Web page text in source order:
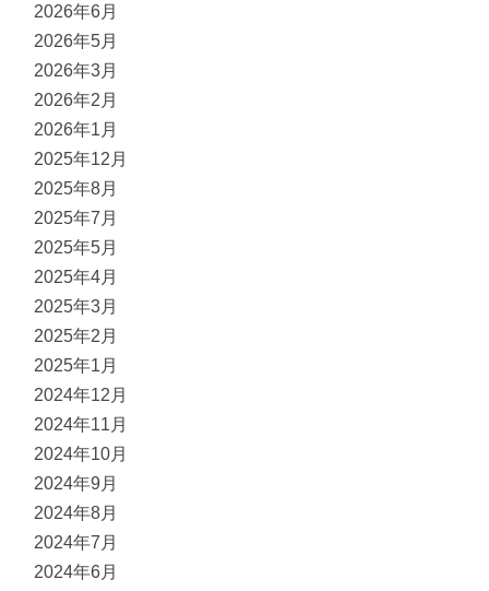
2026年6月
2026年5月
2026年3月
2026年2月
2026年1月
2025年12月
2025年8月
2025年7月
2025年5月
2025年4月
2025年3月
2025年2月
2025年1月
2024年12月
2024年11月
2024年10月
2024年9月
2024年8月
2024年7月
2024年6月